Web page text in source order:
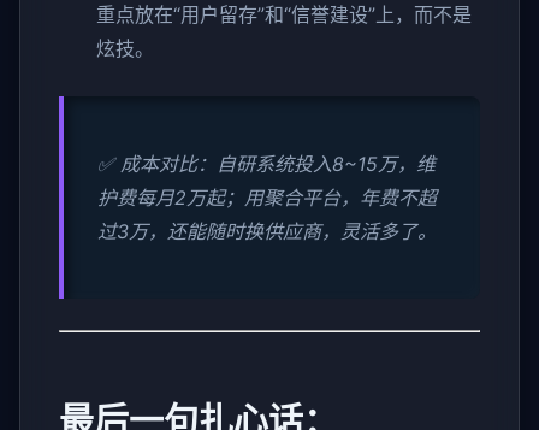
重点放在“用户留存”和“信誉建设”上，而不是
炫技。
✅ 成本对比：自研系统投入8~15万，维
护费每月2万起；用聚合平台，年费不超
过3万，还能随时换供应商，灵活多了。
最后一句扎心话：